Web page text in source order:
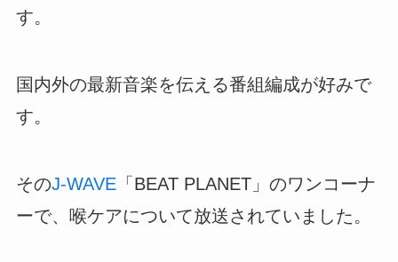
す。
国内外の最新音楽を伝える番組編成が好みで
す。
そのJ-WAVE「BEAT PLANET」のワンコーナ
ーで、喉ケアについて放送されていました。